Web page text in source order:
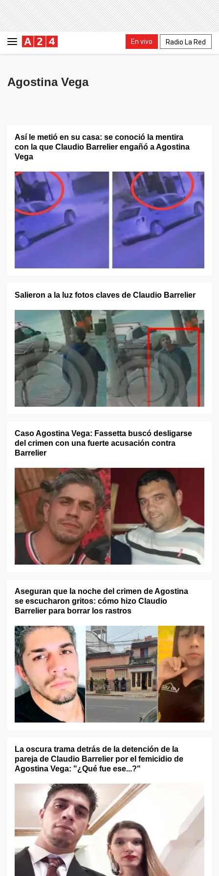
En vivo Radio La Red
Agostina Vega
Así le metió en su casa: se conoció la mentira
con la que Claudio Barrelier engañó a Agostina
Vega
Salieron a la luz fotos claves de Claudio Barrelier
Caso Agostina Vega: Fassetta buscó desligarse
del crimen con una fuerte acusación contra
Barrelier
Aseguran que la noche del crimen de Agostina
se escucharon gritos: cómo hizo Claudio
Barrelier para borrar los rastros
La oscura trama detrás de la detención de la
pareja de Claudio Barrelier por el femicidio de
Agostina Vega: "¿Qué fue ese...?"